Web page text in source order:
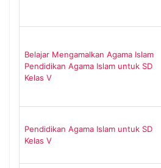
Belajar Mengamalkan Agama Islam
Pendidikan Agama Islam untuk SD
Kelas V
Pendidikan Agama Islam untuk SD
Kelas V